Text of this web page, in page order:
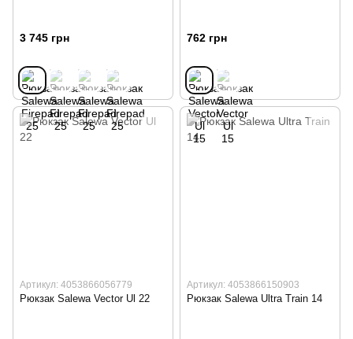
3 745 грн 762 грн
Артикул: 4053866056779
Рюкзак Salewa Vector Ul 22
Артикул: 4053866150903
Рюкзак Salewa Ultra Train 14